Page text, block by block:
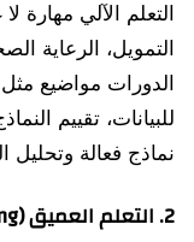
التعلم الآلي
التمويل، الرعاية
الدورات مواضيع
للبيانات، تقييم
نماذج فعالة وتحليل
2. التعلم العميق (Deep Learning)